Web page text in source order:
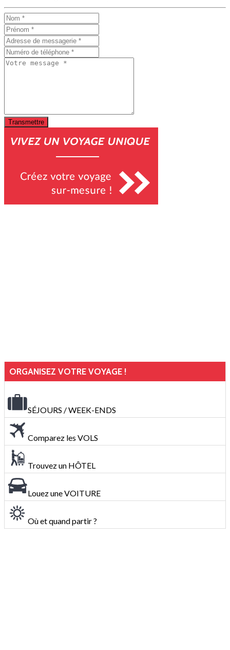
ORGANISEZ VOTRE VOYAGE !
SÉJOURS / WEEK-ENDS
Comparez les VOLS
Trouvez un HÔTEL
Louez une VOITURE
Où et quand partir ?